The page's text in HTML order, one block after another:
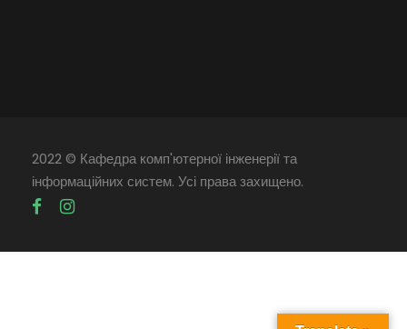
2022 © Кафедра комп'ютерної інженерії та
інформаційних систем. Усі права захищено.